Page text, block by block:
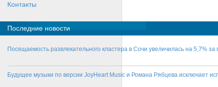
Контакты
Последние новости
Посещаемость развлекательного кластера в Сочи увеличилась на 5,7% за
Будущее музыки по версии JoyHeart Music и Романа Рябцева исключает